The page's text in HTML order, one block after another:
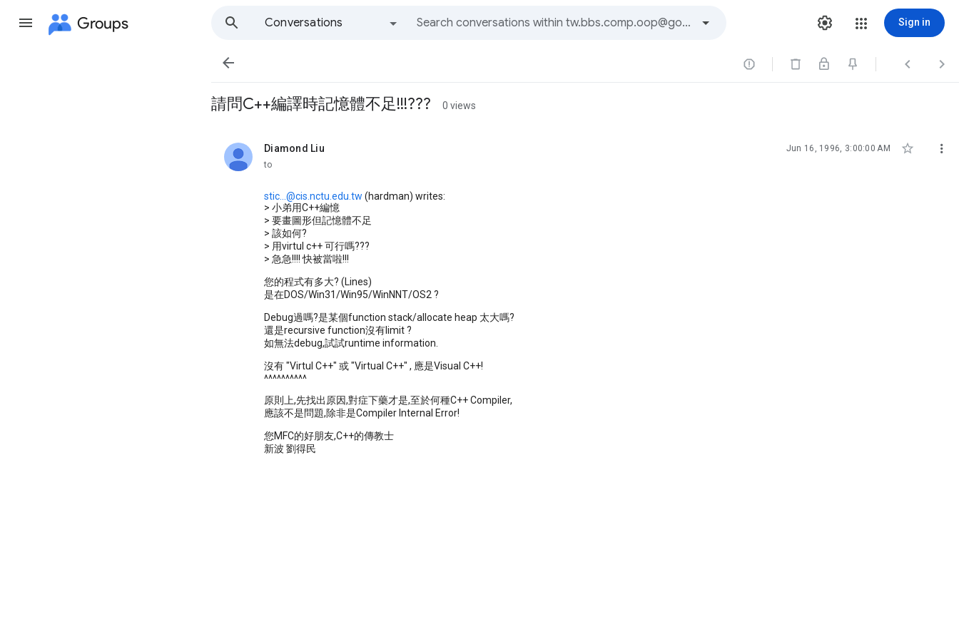
Groups
Conversations
Sign in
   
請問C++編譯時記憶體不足!!!??? 0 views
Diamond Liu
unread, Jun 16, 1996, 3:00:00 AM  
to
stic...@cis.nctu.edu.tw (hardman) writes:
> 小弟用C++編憶
> 要畫圖形但記憶體不足
> 該如何?
> 用virtul c++ 可行嗎???
> 急急!!!! 快被當啦!!!
您的程式有多大? (Lines)
是在DOS/Win31/Win95/WinNNT/OS2 ?
Debug過嗎?是某個function stack/allocate heap 太大嗎?
還是recursive function沒有limit ?
如無法debug,試試runtime information.
沒有 "Virtul C++" 或 "Virtual C++" , 應是Visual C++!
^^^^^^^^^^
原則上,先找出原因,對症下藥才是,至於何種C++ Compiler,
應該不是問題,除非是Compiler Internal Error!
您MFC的好朋友,C++的傳教士
新波 劉得民